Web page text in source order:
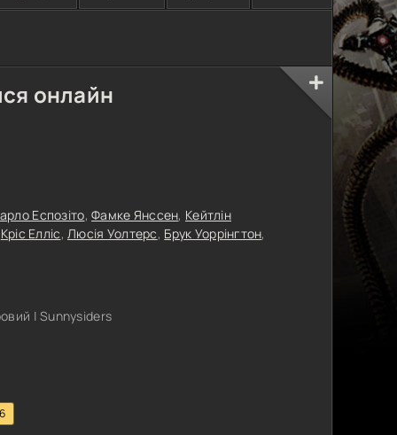
онлайн
Еспозіто,Фамке Янссен, Кейтлін
Кріс Елліс,Люсія Уолтерс, Брук Уоррінгтон,
| Sunnysiders